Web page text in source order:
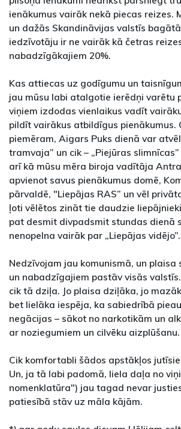
ienākumus vairāk nekā piecas reizes.
un dažās Skandināvijas valstīs
iedzīvotāju ir ne vairāk kā četras
nabadzīgākajiem 20%.
Kas attiecas uz godīgumu un
jau mūsu labi atalgotie ierēdņi varētu
viņiem izdodas vienlaikus vadīt
pildīt vairākus atbildīgus pienākumus.
piemēram, Aigars Puks dienā var
tramvaja” un cik – „Piejūras
arī kā mūsu mēra biroja vadītāja
apvienot savus pienākumus domē,
pārvaldē, "Liepājas RAS” un vēl
ļoti vēlētos zināt tie daudzie
pat desmit divpadsmit stundas dienā
nenopelna vairāk par „Liepājas vidējo”.
Nedzīvojam jau komunismā, un
un nabadzīgajiem pastāv visās
cik tā dziļa. Jo plaisa dziļāka, jo
bet lielāka iespēja, ka sabiedrībā
negācijas – sākot no narkotikām un
ar noziegumiem un cilvēku aizplūšanu.
Cik komfortabli šādos apstākļos
Un, ja tā labi padomā, liela daļa no
nomenklatūra") jau tagad nevar
patiesībā stāv uz māla kājām.